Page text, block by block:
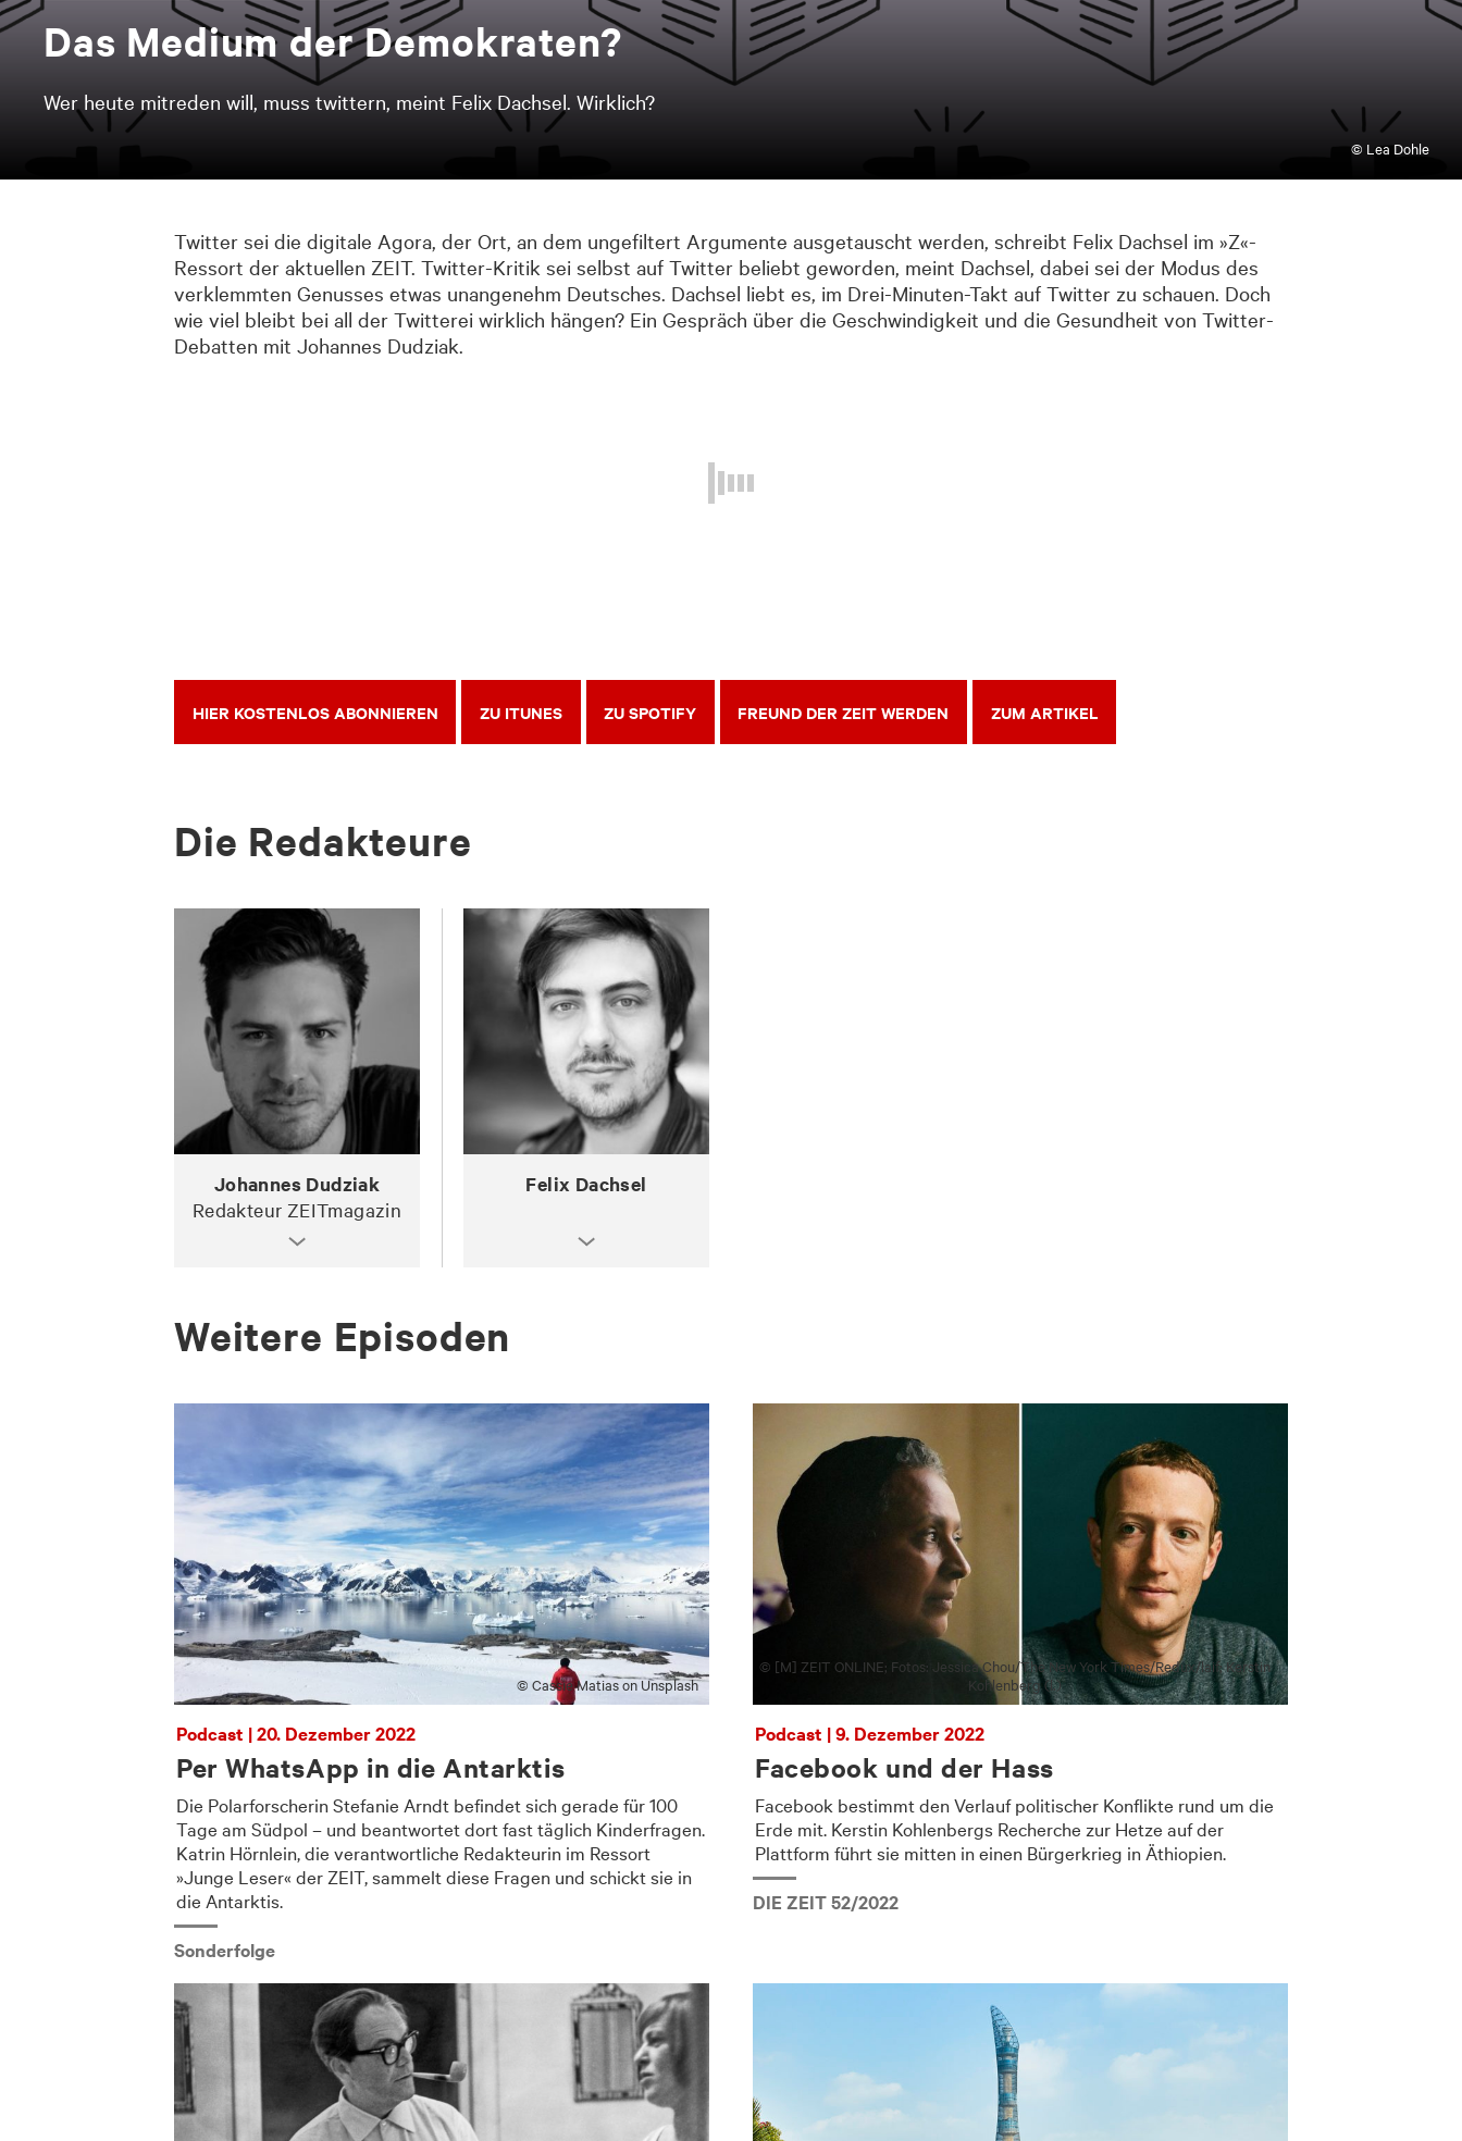
Das Me­di­um der De­mo­kra­ten?
Wer heute mitreden will, muss twittern, meint Felix Dachsel. Wirklich?
© Lea Dohle
Twitter sei die digitale Agora, der Ort, an dem ungefiltert Argumente ausgetauscht werden, schreibt Felix Dachsel im »Z«-
Ressort der aktuellen ZEIT. Twitter-Kritik sei selbst auf Twitter beliebt geworden, meint Dachsel, dabei sei der Modus des
verklemmten Genusses etwas unangenehm Deutsches. Dachsel liebt es, im Drei-Minuten-Takt auf Twitter zu schauen. Doch
wie viel bleibt bei all der Twitterei wirklich hängen? Ein Gespräch über die Geschwindigkeit und die Gesundheit von Twitter-
Debatten mit Johannes Dudziak.
HIER KOSTENLOS ABONNIEREN ZU ITUNES ZU SPOTIFY FREUND DER ZEIT WERDEN ZUM ARTIKEL
Die Re­dak­teu­re
Johannes Dudziak
Redakteur ZEITmagazin
Felix Dachsel
Wei­te­re Epi­so­den
© Cassie Matias on Unsplash
Podcast | 20. Dezember 2022
Per WhatsApp in die Antarktis
Die Polarforscherin Stefanie Arndt befindet sich gerade für 100
Tage am Südpol – und beantwortet dort fast täglich Kinderfragen.
Katrin Hörnlein, die verantwortliche Redakteurin im Ressort
»Junge Leser« der ZEIT, sammelt diese Fragen und schickt sie in
die Antarktis.
Sonderfolge
© [M] ZEIT ONLINE; Fotos: Jessica Chou/​The New York Times/​Redux/​laif; Kerstin
Kohlenberg (l.)
Podcast | 9. Dezember 2022
Facebook und der Hass
Facebook bestimmt den Verlauf politischer Konflikte rund um die
Erde mit. Kerstin Kohlenbergs Recherche zur Hetze auf der
Plattform führt sie mitten in einen Bürgerkrieg in Äthiopien.
DIE ZEIT 52/2022